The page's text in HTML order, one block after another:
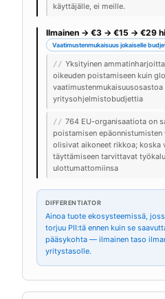
käyttäjälle, ei meille.
Ilmainen → €3 → €15 → €29
Vaatimustenmukaisuus jokaiselle
// Yksityinen
oikeuden poistamiseen kuin
yritysohjelmistobudjettia
// 764 EU-organisaatiota on
poistamisen
olisivat aikoneet rikkoa; koska
täyttämiseen tarvittavat
ulottumattomiinsa
DIFFERENTIATOR
Ainoa tuote ekosysteemissä,
torjuu PII:tä ennen kuin se
pääsykohta — ilmainen taso
yritystasolle.